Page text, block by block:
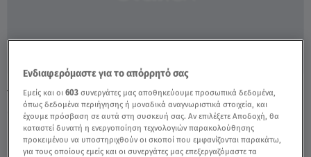
Υδροχόος 30/1/22: Πώς θα Είναι η Κυριακή
- Video
Ενδιαφερόμαστε για το απόρρητό σας
Εμείς και οι603 συνεργάτες μας αποθηκεύουμε προσωπικά δεδομένα,
όπως δεδομένα περιήγησης ή μοναδικά αναγνωριστικά στοιχεία, και
έχουμε πρόσβαση σε αυτά στη συσκευή σας. Αν επιλέξετε Αποδοχή, θα
καταστεί δυνατή η ενεργοποίηση τεχνολογιών παρακολούθησης
προκειμένου να υποστηριχθούν οι σκοποί που εμφανίζονται παρακάτω,
για τους οποίους εμείς και οι συνεργάτες μας επεξεργαζόμαστε τα